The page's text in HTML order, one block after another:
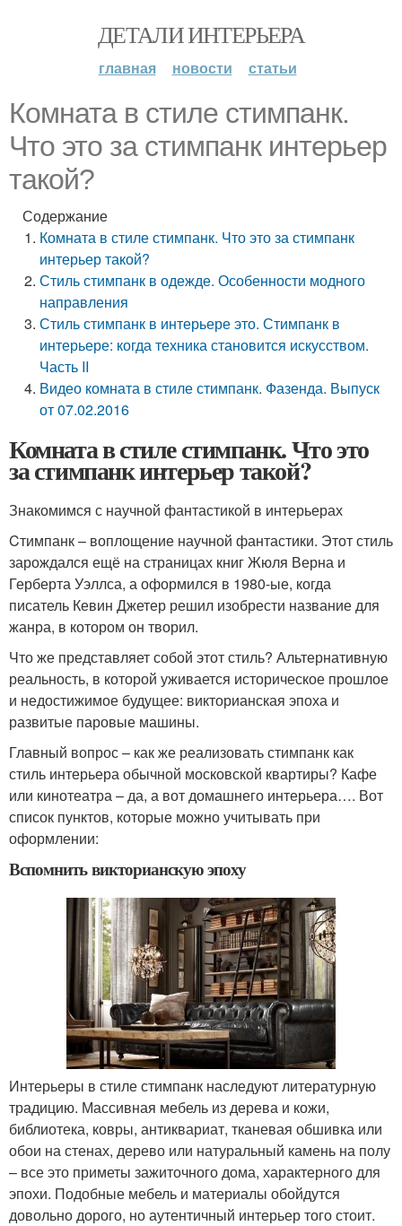
ДЕТАЛИ ИНТЕРЬЕРА
главная новости статьи
Комната в стиле стимпанк.
Что это за стимпанк интерьер
такой?
Содержание
Комната в стиле стимпанк. Что это за стимпанк
интерьер такой?
Стиль стимпанк в одежде. Особенности модного
направления
Стиль стимпанк в интерьере это. Стимпанк в
интерьере: когда техника становится искусством.
Часть II
Видео комната в стиле стимпанк. Фазенда. Выпуск
от 07.02.2016
Комната в стиле стимпанк. Что это
за стимпанк интерьер такой?
Знакомимся с научной фантастикой в интерьерах
Cтимпанк – воплощение научной фантастики. Этот стиль
зарождался ещё на страницах книг Жюля Верна и
Герберта Уэллса, а оформился в 1980-ые, когда
писатель Кевин Джетер решил изобрести название для
жанра, в котором он творил.
Что же представляет собой этот стиль? Альтернативную
реальность, в которой уживается историческое прошлое
и недостижимое будущее: викторианская эпоха и
развитые паровые машины.
Главный вопрос – как же реализовать стимпанк как
стиль интерьера обычной московской квартиры? Кафе
или кинотеатра – да, а вот домашнего интерьера…. Вот
список пунктов, которые можно учитывать при
оформлении:
Вспомнить викторианскую эпоху
Интерьеры в стиле стимпанк наследуют литературную
традицию. Массивная мебель из дерева и кожи,
библиотека, ковры, антиквариат, тканевая обшивка или
обои на стенах, дерево или натуральный камень на полу
– все это приметы зажиточного дома, характерного для
эпохи. Подобные мебель и материалы обойдутся
довольно дорого, но аутентичный интерьер того стоит.